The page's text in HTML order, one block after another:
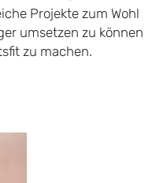
Projekte zum Wohl
umsetzen zu können
zu machen.